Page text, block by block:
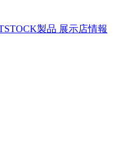
製品 展示店情報